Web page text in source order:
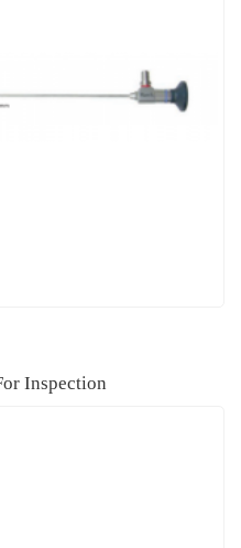
Inspection